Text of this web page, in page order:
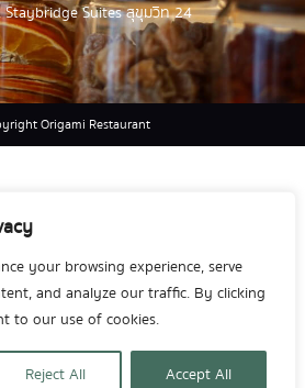
your browsing experience, serve
and analyze our traffic. By clicking
to our use of cookies.
Reject All Accept All
Suites สุขุมวิท 24
Origami Restaurant